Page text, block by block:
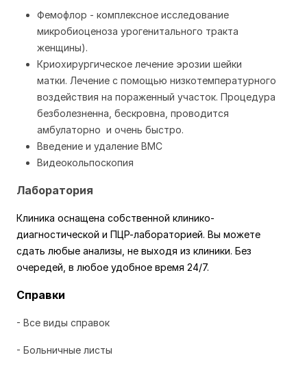
Фемофлор - комплексное исследование
микробиоценоза урогенитального тракта
женщины).
Криохирургическое лечение эрозии шейки
матки. Лечение с помощью низкотемпературного
воздействия на пораженный участок. Процедура
безболезненна, бескровна, проводится
амбулаторно и очень быстро.
Введение и удаление ВМС
Видеокольпоскопия
Лаборатория
Клиника оснащена собственной клинико-
диагностической и ПЦР-лабораторией. Вы можете
сдать любые анализы, не выходя из клиники. Без
очередей, в любое удобное время 24/7.
Справки
- Все виды справок
- Больничные листы